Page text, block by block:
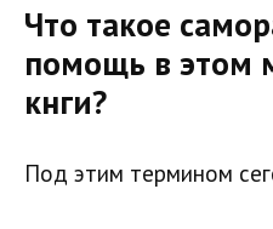
Что такое
помощь в этом
кнги?
Под этим термином